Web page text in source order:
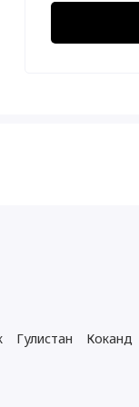
Гулистан Коканд